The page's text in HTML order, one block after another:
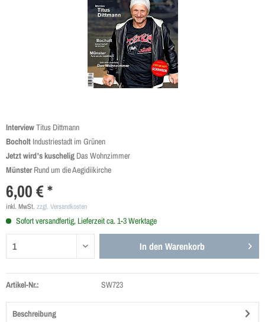
InterviewTitus Dittmann
Bocholt Industriestadt im Grünen
Jetzt wird's kuschelig Das Wohnzimmer
MünsterRund um die Aegidiikirche
6,00 € *
inkl. MwSt. zzgl. Versandkosten
Sofort versandfertig, Lieferzeit ca. 1-3 Werktage
In den Warenkorb
Artikel-Nr.: SW723
Beschreibung